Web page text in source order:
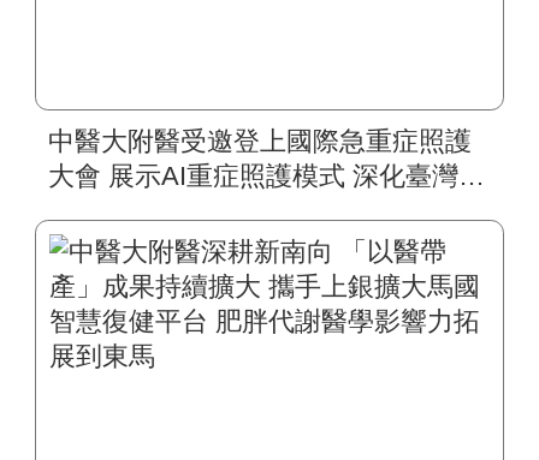
中醫大附醫受邀登上國際急重症照護
大會 展示AI重症照護模式 深化臺灣智